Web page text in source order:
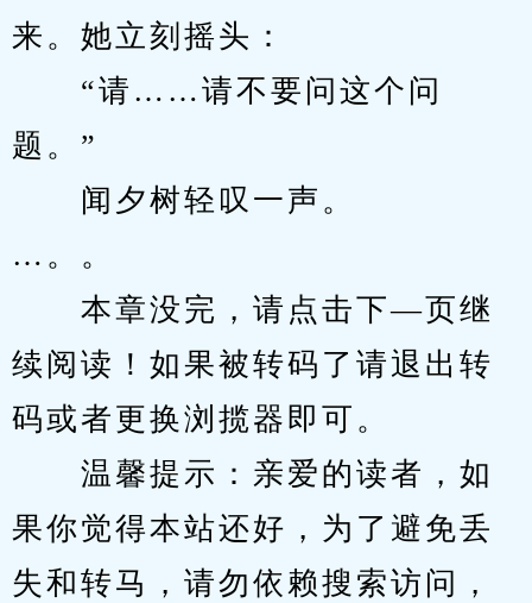
来。她立刻摇头：
“请……请不要问这个问
题。”
闻夕树轻叹一声。
…。。
本章没完，请点击下—页继
续阅读！如果被转码了请退出转
码或者更换浏揽器即可。
温馨提示：亲爱的读者，如
果你觉得本站还好，为了避免丢
失和转马，请勿依赖搜索访问，